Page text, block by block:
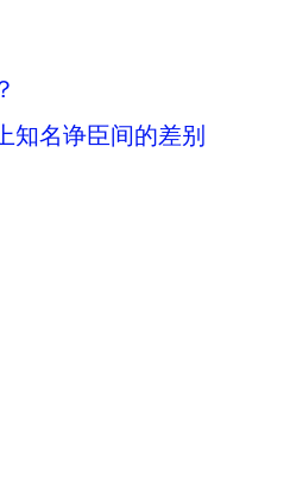
知名诤臣间的差别